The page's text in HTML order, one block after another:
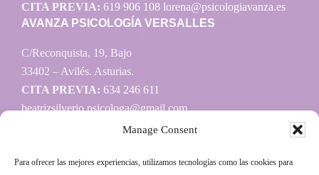
Manage Consent
Para ofrecer las mejores experiencias, utilizamos tecnologías como las cookies para
CITA PREVIA: 619 906 108 lorena@psicologiavanza.es
AVANZA PSICOLOGÍA VERSALLES
C/Reconquista, 19, Bajo
33402 – Avilés. Asturias.
CITA PREVIA: 634 246 611
beatrizsilverio.psicologa@gmail.com